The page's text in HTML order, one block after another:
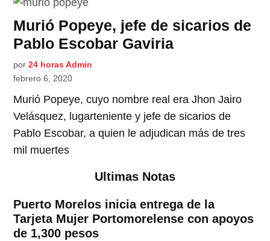
Murió Popeye, jefe de sicarios de
Pablo Escobar Gaviria
por 24 horas Admin
febrero 6, 2020
Murió Popeye, cuyo nombre real era Jhon Jairo
Velásquez, lugarteniente y jefe de sicarios de
Pablo Escobar, a quien le adjudican más de tres
mil muertes
Ultimas Notas
Puerto Morelos inicia entrega de la
Tarjeta Mujer Portomorelense con apoyos
de 1,300 pesos